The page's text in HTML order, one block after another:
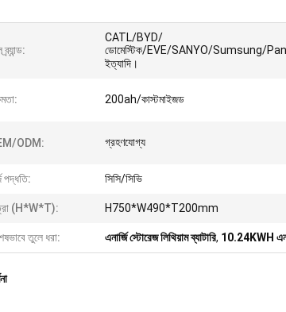
CATL/BYD/
ডোমেস্টিক/EVE/SANYO/Sumsung/
ইত্যাদি।
200ah/কাস্টমাইজড
ODM: গ্রহণযোগ্য
পদ্ধতি: সিসি/সিভি
(H*W*T): H750*W490*T200mm
তুলে ধরা: এনার্জি স্টোরেজ লিথিয়াম ব্যাটারি, 10.24KWH